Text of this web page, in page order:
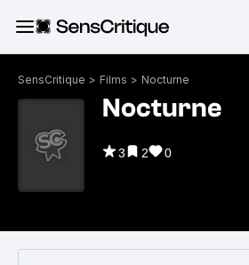
SensCritique > Films > Nocturne
Nocturne
3 2 0